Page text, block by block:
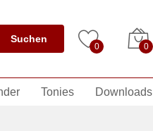
Suchen
0 0
Tonies Downloads